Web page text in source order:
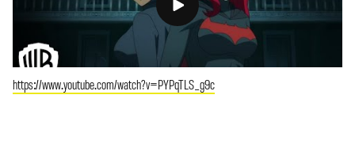
https://www.youtube.com/watch?v=PYPqTLS_g9c